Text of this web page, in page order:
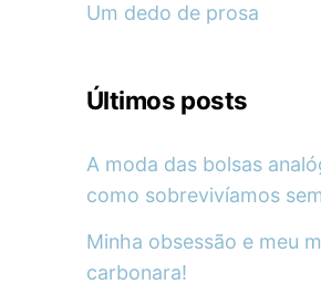
Um dedo de prosa
Últimos posts
A moda das bolsas
como sobrevivíamos
Minha obsessão e meu
carbonara!